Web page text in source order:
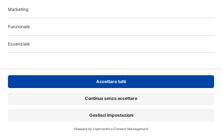
La CAO richiama i direttori sanitari agli obblighi di
comunicazione all'Ordine dell’assunzione dell’incarico
Terapia canalare in una o più sedute: cosa dice oggi
l’evidenza scientifica?
delle gengive
Microbioma orale e collutori agli oli essenziali: un alleato per
Corsi, Convegni, Eventi